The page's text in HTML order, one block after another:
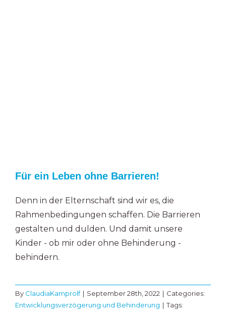
Für ein Leben ohne Barrieren!
Denn in der Elternschaft sind wir es, die
Rahmenbedingungen schaffen. Die Barrieren
gestalten und dulden. Und damit unsere
Kinder - ob mir oder ohne Behinderung -
behindern.
By ClaudiaKamprolf | September 28th, 2022 | Categories:
Entwicklungsverzögerung und Behinderung | Tags: